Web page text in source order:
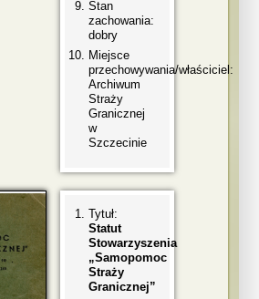
Stan
zachowania:
dobry
Miejsce
przechowywania/właściciel:
Archiwum
Straży
Granicznej
w
Szczecinie
Tytuł:
Statut
Stowarzyszenia
„Samopomoc
Straży
Granicznej”